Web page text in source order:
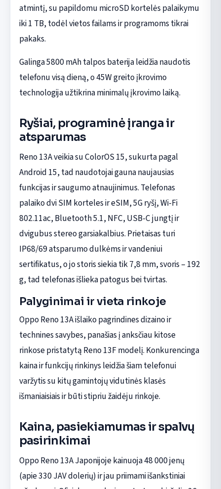
atmintį, su papildomu microSD kortelės palaikymu
iki 1 TB, todėl vietos failams ir programoms tikrai
pakaks.
Galinga 5800 mAh talpos baterija leidžia naudotis
telefonu visą dieną, o 45W greito įkrovimo
technologija užtikrina minimalų įkrovimo laiką.
Ryšiai, programinė įranga ir
atsparumas
Reno 13A veikia su ColorOS 15, sukurta pagal
Android 15, tad naudotojai gauna naujausias
funkcijas ir saugumo atnaujinimus. Telefonas
palaiko dvi SIM korteles ir eSIM, 5G ryšį, Wi-Fi
802.11ac, Bluetooth 5.1, NFC, USB-C jungtį ir
dvigubus stereo garsiakalbius. Prietaisas turi
IP68/69 atsparumo dulkėms ir vandeniui
sertifikatus, o jo storis siekia tik 7,8 mm, svoris – 192
g, tad telefonas išlieka patogus bei tvirtas.
Palyginimai ir vieta rinkoje
Oppo Reno 13A išlaiko pagrindines dizaino ir
technines savybes, panašias į anksčiau kitose
rinkose pristatytą Reno 13F modelį. Konkurencinga
kaina ir funkcijų rinkinys leidžia šiam telefonui
varžytis su kitų gamintojų vidutinės klasės
išmaniaisiais ir būti stipriu žaidėju rinkoje.
Kaina, pasiekiamumas ir spalvų
pasirinkimai
Oppo Reno 13A Japonijoje kainuoja 48 000 jenų
(apie 330 JAV dolerių) ir jau priimami išankstiniai